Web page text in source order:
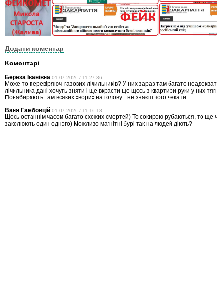
Додати коментар
Коментарі
Береза Іванівна 01.07.2026 / 11:27:36
Може то перевіряючі газових лічильників? У них зараз там багато
лічильника дані хочуть зняти і ще вкрасти ще щось з квартири руки у них
Понабирають там всяких хворих на голову... не знаєш чого чекати.
Ваня Гамбовцій 01.07.2026 / 11:16:18
Щось останнім часом багато схожих смертей) То сокирою рубаються, то ще
заколюють один одного) Можливо магнітні бурі так на людей діють?